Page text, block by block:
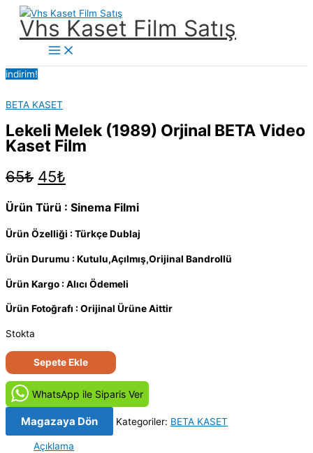
İçeriğe
Vhs Kaset Film Satış
Main
Menu
indirim!
BETA KASET
Lekeli Melek (1989) Orjinal BETA Video
Kaset Film
65₺ Orijinal
65₺.
45₺
fiyat:
Ürün Türü : Sinema Filmi
Ürün Özelliği : Türkçe Dublaj
Ürün Durumu : Kutulu,Açılmış,Orijinal Bandrollü
Ürün Kargo : Alıcı Ödemeli
Ürün Fotoğrafı : Orijinal Ürüne Aittir
Stokta
Lekeli
Melek
(1989)
Orjinal
BETA
Video
Sepete Ekle
WhatsApp ile Siparis Ver
Magazaya Dön Kategoriler: BETA KASET
Açıklama